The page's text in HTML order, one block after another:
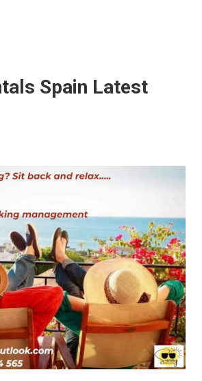
Spain Latest